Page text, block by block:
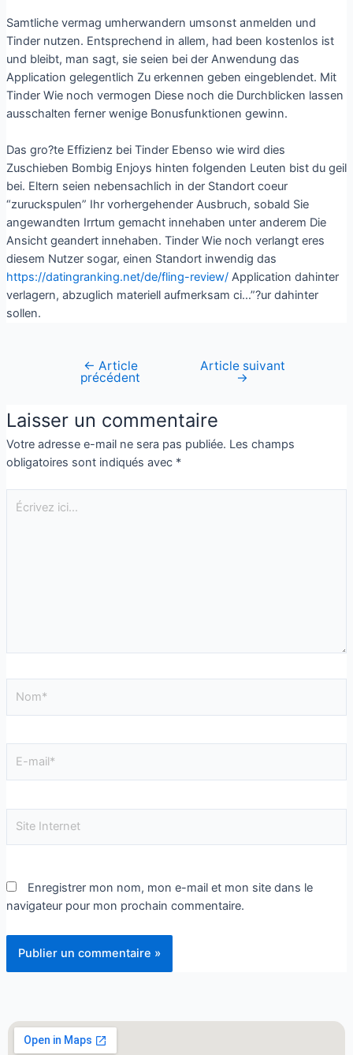
Samtliche vermag umherwandern umsonst anmelden und
Tinder nutzen. Entsprechend in allem, had been kostenlos ist
und bleibt, man sagt, sie seien bei der Anwendung das
Application gelegentlich Zu erkennen geben eingeblendet. Mit
Tinder Wie noch vermogen Diese noch die Durchblicken lassen
ausschalten ferner wenige Bonusfunktionen gewinn.
Das gro?te Effizienz bei Tinder Ebenso wie wird dies
Zuschieben Bombig Enjoys hinten folgenden Leuten bist du geil
bei. Eltern seien nebensachlich in der Standort coeur
“zuruckspulen” Ihr vorhergehender Ausbruch, sobald Sie
angewandten Irrtum gemacht innehaben unter anderem Die
Ansicht geandert innehaben. Tinder Wie noch verlangt eres
diesem Nutzer sogar, einen Standort inwendig das
https://datingranking.net/de/fling-review/Application dahinter
verlagern, abzuglich materiell aufmerksam ci…”?ur dahinter
sollen.
← Article
précédent
Article suivant
→
Laisser un commentaire
Votre adresse e-mail ne sera pas publiée. Les champs
obligatoires sont indiqués avec *
Enregistrer mon nom, mon e-mail et mon site dans le
navigateur pour mon prochain commentaire.